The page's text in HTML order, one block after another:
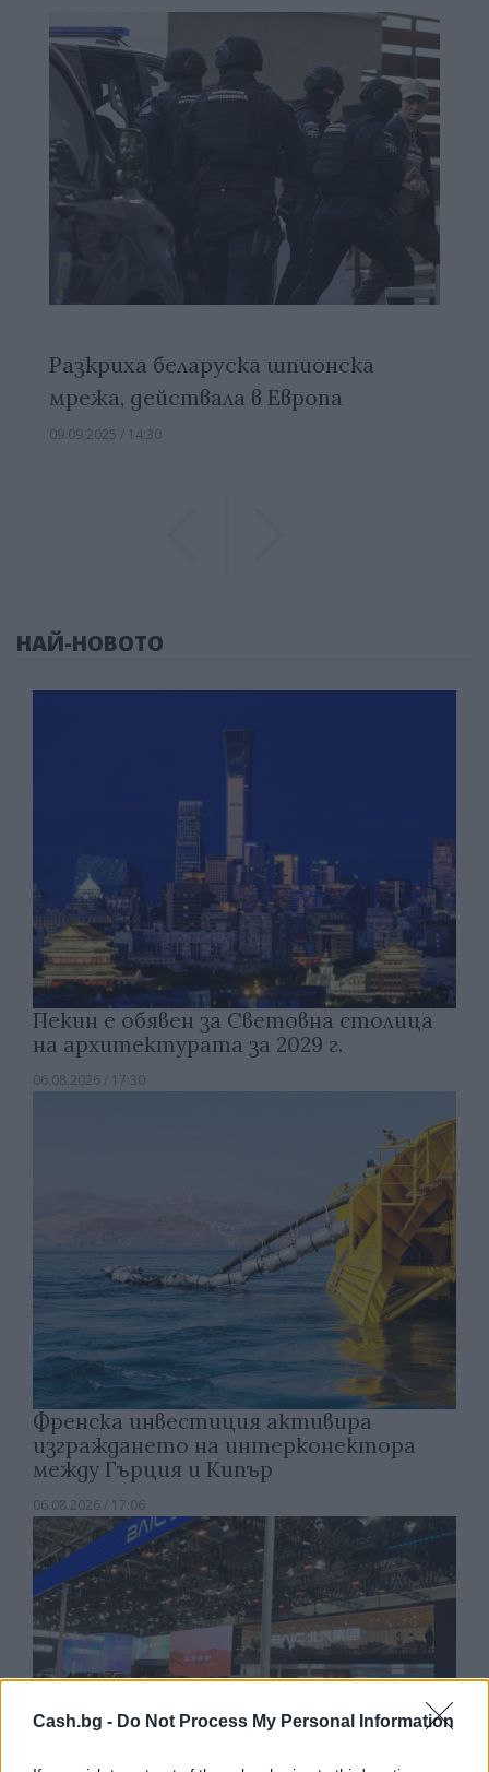
Cash.bg - Do Not Process My Personal Information
Разкриха беларуска шпионска
мрежа, действала в Европа
09.09.2025 / 14:30
НАЙ-НОВОТО
Пекин е обявен за Световна столица
на архитектурата за 2029 г.
06.08.2026 / 17:30
Френска инвестиция активира
изграждането на интерконектора
между Гърция и Кипър
06.08.2026 / 17:06